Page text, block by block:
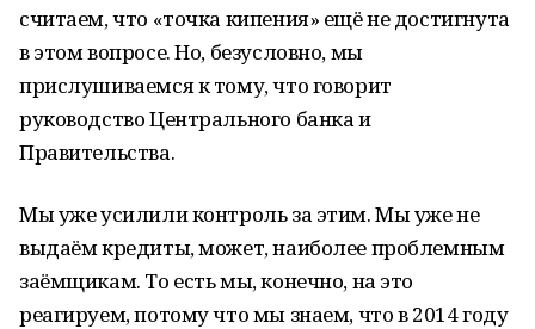
считаем, что «точка кипения» ещё не достигнута
в этом вопросе. Но, безусловно, мы
прислушиваемся к тому, что говорит
руководство Центрального банка и
Правительства.
Мы уже усилили контроль за этим. Мы уже не
выдаём кредиты, может, наиболее проблемным
заёмщикам. То есть мы, конечно, на это
реагируем, потому что мы знаем, что в 2014 году